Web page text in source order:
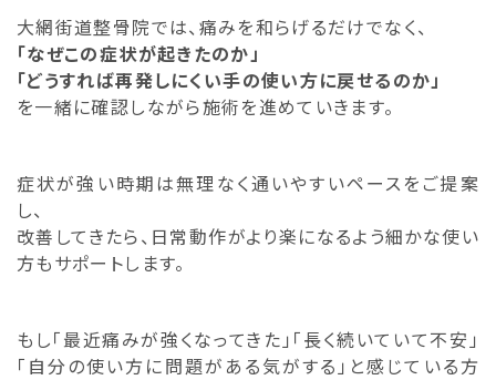
大網街道整骨院では、痛みを和らげるだけでなく、
「なぜこの症状が起きたのか」
「どうすれば再発しにくい手の使い方に戻せるのか」
を一緒に確認しながら施術を進めていきます。
症状が強い時期は無理なく通いやすいペースをご提案
し、
改善してきたら、日常動作がより楽になるよう細かな使い
方もサポートします。
もし「最近痛みが強くなってきた」「長く続いていて不安」
「自分の使い方に問題がある気がする」と感じている方